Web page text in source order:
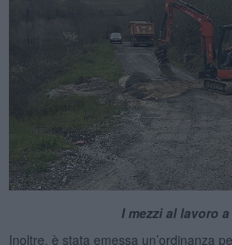
I mezzi al lavoro
Inoltre, è stata emessa un’ordinanza